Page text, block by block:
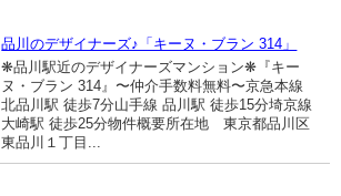
品川のデザイナーズ♪「キーヌ・ブラン 314」
❋品川駅近のデザイナーズマンション❋『キー
ヌ・ブラン 314』〜仲介手数料無料〜京急本線
北品川駅 徒歩7分山手線 品川駅 徒歩15分埼京線
大崎駅 徒歩25分物件概要所在地 東京都品川区
東品川１丁目...